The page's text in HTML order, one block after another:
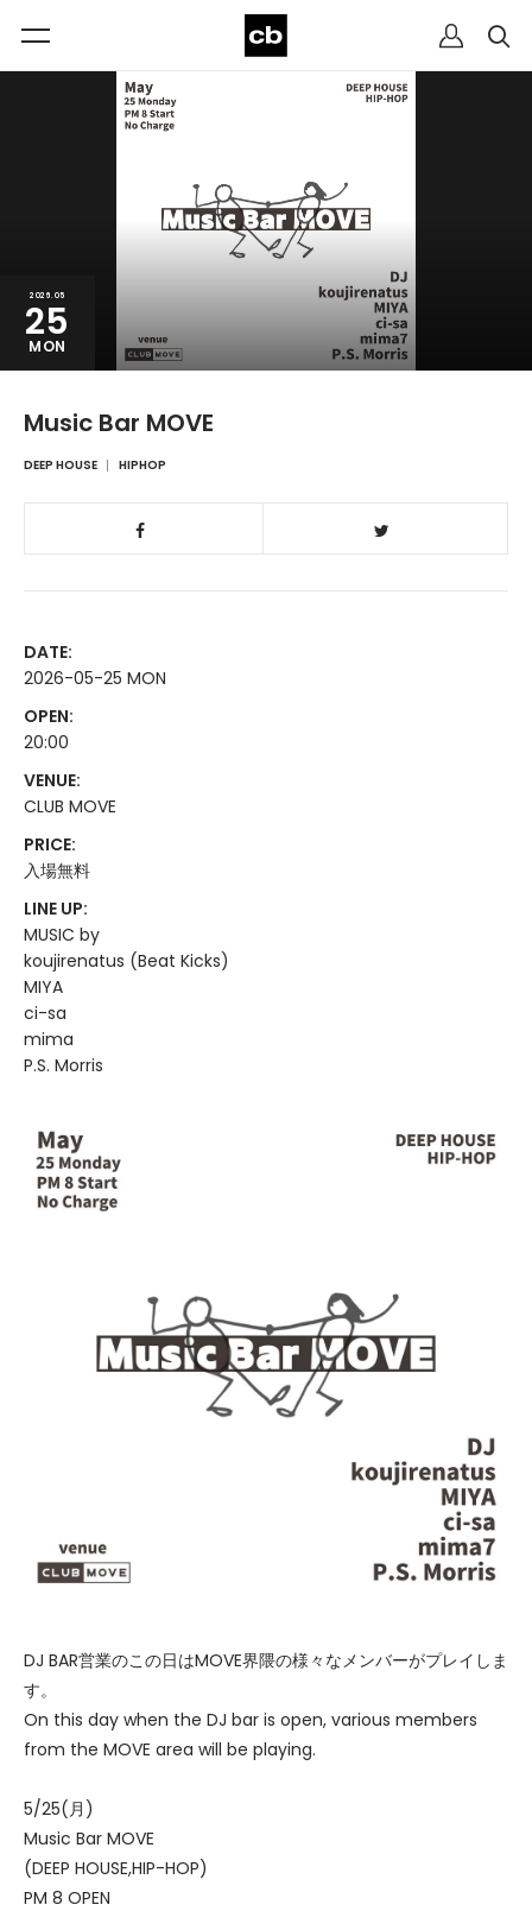
2026.05
25
MON
Music Bar MOVE
DEEP HOUSE HIPHOP
DATE:
2026-05-25 MON
OPEN:
20:00
VENUE:
CLUB MOVE
PRICE:
入場無料
LINE UP:
MUSIC by
koujirenatus (Beat Kicks)
MIYA
ci-sa
mima
P.S. Morris
DJ BAR営業のこの日はMOVE界隈の様々なメンバーがプレイしま
す。
On this day when the DJ bar is open, various members
from the MOVE area will be playing.
5/25(月)
Music Bar MOVE
(DEEP HOUSE,HIP-HOP)
PM 8 OPEN